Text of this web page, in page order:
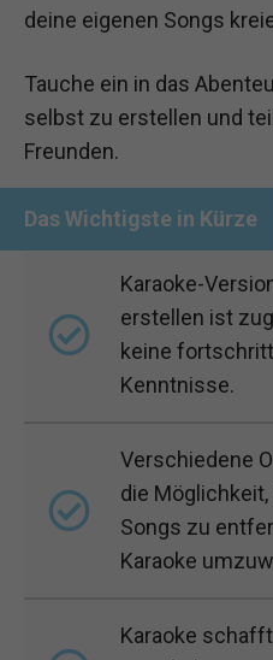
deine eigenen Songs
Tauche ein in das
selbst zu erstellen und
Freunden.
Karaoke-
erstellen ist
keine
Kenntnisse.
Verschiedene
die
Songs zu
Karaoke
Karaoke